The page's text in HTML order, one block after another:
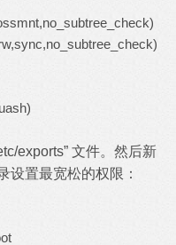
exports” 文件。然后新
设置最宽松的权限：